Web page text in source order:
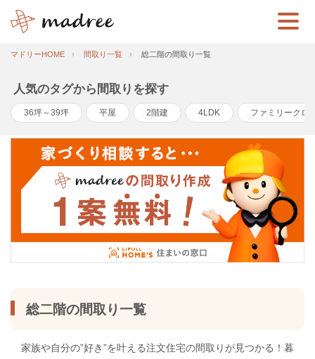
マドリーHOME 間取り一覧 総二階の間取り一覧
人気のタグから間取りを探す
36坪～39坪 平屋 2階建 4LDK ファミリークロ
総二階の間取り一覧
家族や自分の”好き”を叶える注文住宅の間取りが見つかる！暮